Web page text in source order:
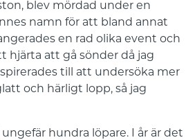
blev mördad under en
namn för att bland annat
en rad olika event och
hjärta att gå sönder då jag
till att undersöka mer
och härligt lopp, så jag
hundra löpare. I år är det